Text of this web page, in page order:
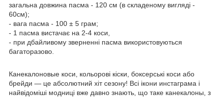
загальна довжина пасма - 120 см (в складеному вигляді -
60см);
- вага пасма - 100 ± 5 грам;
- 1 пасма вистачає на 2-4 коси,
- при дбайливому зверненні пасма використовуються
багаторазово.
Канекалоновые коси, кольорові кіски, боксерські коси або
брейди — це абсолютний хіт сезону! Всі ікони инстаграма і
найвідоміші модниці вже давно знають, що таке канекалоны, з